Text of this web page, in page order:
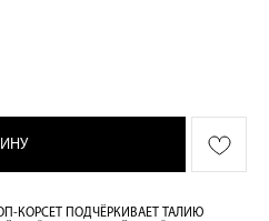
КОРСЕТ ПОДЧЁРКИВАЕТ ТАЛИЮ